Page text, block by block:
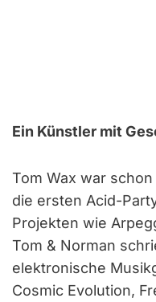
Ein Künstler mit
Tom Wax war
die ersten Acid-
Projekten wie
Tom & Norman
elektronische
Cosmic Evolution,